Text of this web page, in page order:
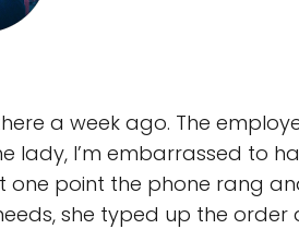
a week ago. The
lady, I’m embarrassed to
one point the phone rang
she typed up the